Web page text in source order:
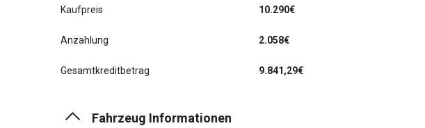
Kaufpreis 10.290€
Anzahlung 2.058€
Gesamtkreditbetrag 9.841,29€
Fahrzeug Informationen